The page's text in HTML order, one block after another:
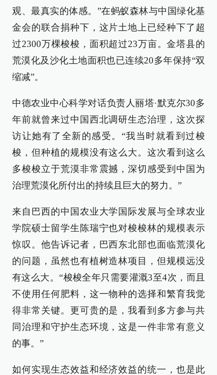
观、最真实的体感。”在蚂蚁森林与中国绿化基
金会的联合捐种下，这片土地上已经种下了超
过2300万棵梭梭，面积超过23万亩。金塔县的
荒漠化及沙化土地面积也已连续20多年保持“双
缩减”。
中德农业中心科学对话负责人丽塔·默克尔30多
年前就曾来过中国西北调研生态治理，这次探
访让她有了全新的感受。“我当时就看到过梭
梭，但种植的规模没有这么大。这次看到这么
多梭梭立于荒漠非常震撼，深切感受到中国为
治理荒漠化所付出的持续且巨大的努力。”
来自巴西的中国农业大学国际发展与全球农业
学院硕士留学生陈瑞宁也对梭梭林的规模表示
惊叹。他告诉记者，巴西东北部也面临荒漠化
的问题，虽然也有植树造林项目，但规模远没
有这么大。“梭梭全年只需要灌溉3至4次，而且
不使用任何肥料，这一物种的选择和繁育我觉
得非常关键。更可贵的是，我看到多方参与共
同治理和守护生态环境，这是一件非常有意义
的事。”
如何实现生态效益和经济效益的统一，也是此